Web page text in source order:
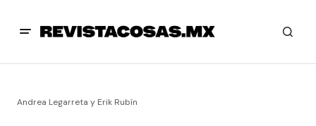
Andrea Legarreta y Erik Rubín